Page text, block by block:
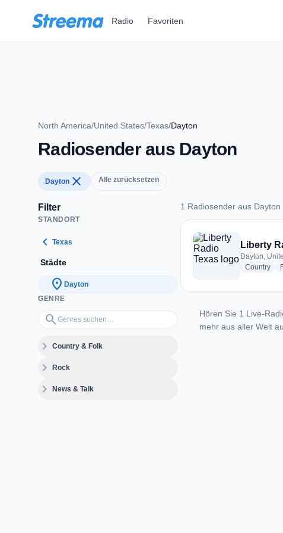
Radio Favoriten
North America/United States/Texas/Dayton
Radiosender aus Dayton
Dayton close Alle zurücksetzen
Filter
STANDORT
chevron_left Texas
Städte
location_on Dayton
GENRE
search
Genres suchen…
expand_moreCountry & Folk
expand_moreRock
expand_moreNews & Talk
1 Radiosender aus Dayton
1 Radiosender aus
Liberty
Dayton,
Country
Hören Sie 1 Live-
mehr aus aller Welt